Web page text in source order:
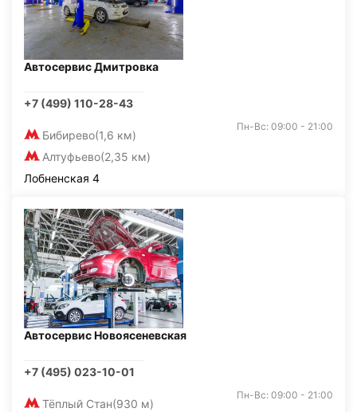
Автосервис Дмитровка
+7 (499) 110-28-43
Бибирево(1,6 км)
Алтуфьево(2,35 км)
Пн-Вс: 09:00 - 21:00
Лобненская 4
Автосервис Новоясеневская
+7 (495) 023-10-01
Тёплый Стан(930 м)
Пн-Вс: 09:00 - 21:00